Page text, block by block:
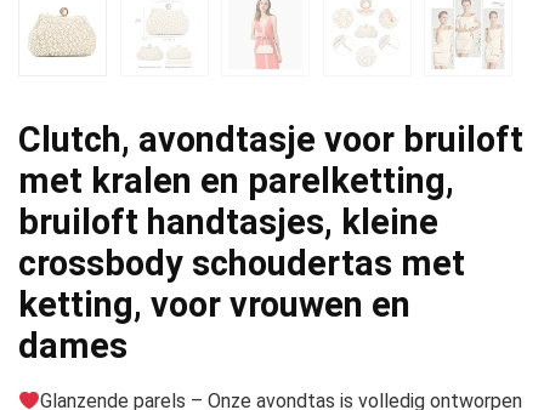
Clutch, avondtasje voor bruiloft
met kralen en parelketting,
bruiloft handtasjes, kleine
crossbody schoudertas met
ketting, voor vrouwen en
dames
Glanzende parels – Onze avondtas is volledig ontworpen